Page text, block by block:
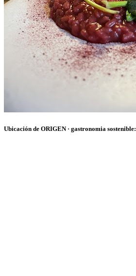
Ubicación de ORIGEN · gastronomia sostenible: